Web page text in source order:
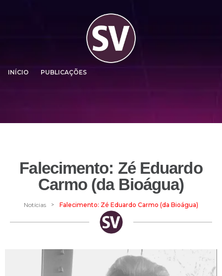
INÍCIO PUBLICAÇÕES
Falecimento: Zé Eduardo
Carmo (da Bioágua)
Notícias > Falecimento: Zé Eduardo Carmo (da Bioágua)